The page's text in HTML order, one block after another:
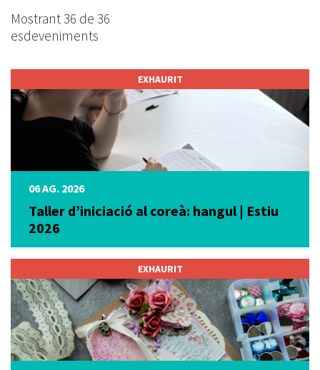
Mostrant 36 de 36
esdeveniments
EXHAURIT
06 AG. 2026
Taller d’iniciació al coreà: hangul | Estiu
2026
EXHAURIT